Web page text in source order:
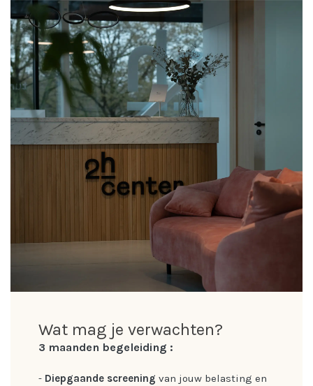
Wat mag je verwachten?
3 maanden begeleiding :
- Diepgaande screening van jouw belasting en